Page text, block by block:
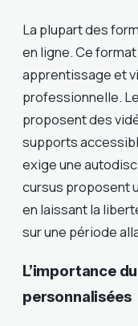
La plupart des
en ligne. Ce
apprentissage et
professionnelle.
proposent des
supports
exige une
cursus proposent
en laissant la
sur une période
L’importance
personnalisées